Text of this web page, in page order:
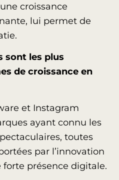
croissance
lui permet de
sont les plus
de croissance en
et Instagram
ayant connu les
toutes
par l’innovation
présence digitale.